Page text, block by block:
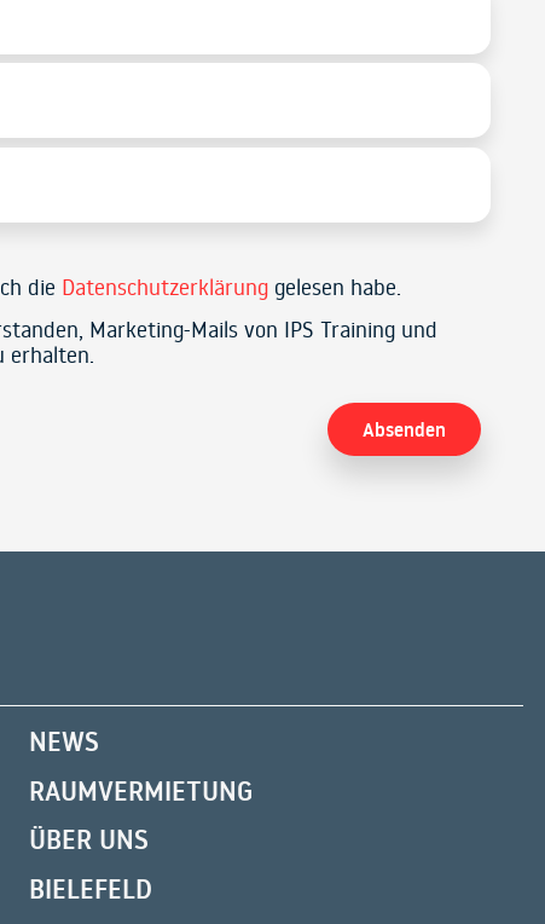
die Datenschutzerklärung gelesen habe.
Marketing-Mails von IPS Training und
erhalten.
NEWS
RAUMVERMIETUNG
ÜBER UNS
BIELEFELD